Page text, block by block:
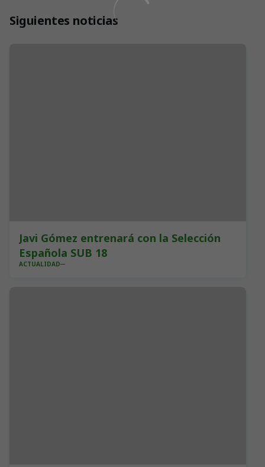
Siguientes noticias
Javi Gómez entrenará con la Selección
Española SUB 18
ACTUALIDAD